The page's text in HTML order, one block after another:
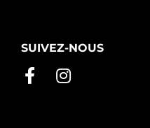
SUIVEZ-NOUS